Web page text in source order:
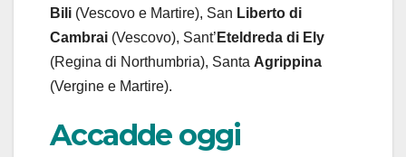
Bili (Vescovo e Martire), San Liberto di
Cambrai (Vescovo), Sant’ Eteldreda di Ely
(Regina di Northumbria), Santa Agrippina
(Vergine e Martire).
Accadde oggi